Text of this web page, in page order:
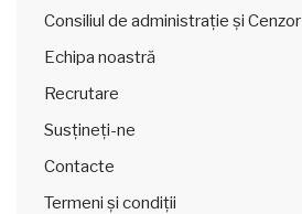
Consiliul de administrație și Cenzor
Echipa noastră
Recrutare
Susțineți-ne
Contacte
Termeni și condiții